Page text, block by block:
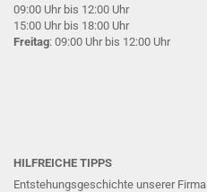
09:00 Uhr bis 12:00 Uhr
15:00 Uhr bis 18:00 Uhr
Freitag: 09:00 Uhr bis 12:00 Uhr
HILFREICHE TIPPS
Entstehungsgeschichte unserer Firma